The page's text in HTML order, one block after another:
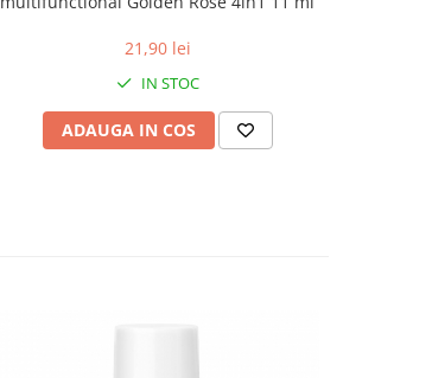
21,90 lei
IN STOC
ADAUGA IN COS